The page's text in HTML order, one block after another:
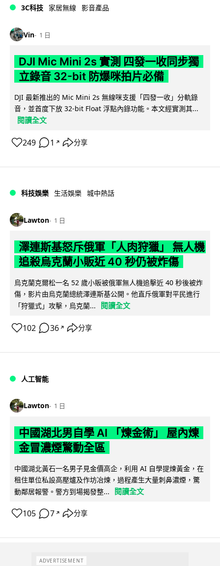
3C科技 家居無線 影音產品
Vin 1 日
DJI Mic Mini 2s 實測 四發一收同步獨
立錄音 32-bit 防爆咪拍片必備
DJI 最新推出的 Mic Mini 2s 無線咪支援「四發一收」分軌錄
音，並首度下放 32-bit Float 浮點內錄功能。本文經實測其...
閱讀全文
249 1 ↗ 分享
科技娛樂 生活娛樂 城中熱話
Lawton 1 日
澤連斯基怒斥俄軍「人肉狩獵」 無人機
追殺烏克蘭小販近 40 秒仍被炸傷
烏克蘭克爾松一名 52 歲小販被俄軍無人機追擊近 40 秒後被炸
傷，影片由烏克蘭總統澤連斯基公開。他直斥俄軍對平民進行
「狩獵式」攻擊，烏克蘭...
閱讀全文
102 36 ↗ 分享
人工智能
Lawton 1 日
中國湖北男自學 AI 「煉金術」 屋內煉
金冒濃煙驚動全區
中國湖北黃石一名男子見金價高企，利用 AI 自學提煉黃金，在
租住單位私設高壓爐及作坊冶煉，過程產生大量刺鼻濃煙，驚
動鄰居報警。警方到場揭發整...
閱讀全文
105 7 ↗ 分享
ADVERTISEMENT